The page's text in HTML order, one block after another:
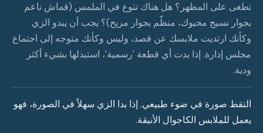
تطغى على المظهر؟ هل هناك تنوع في الملمس (قماش ناعم
بجوار نسيج محبوك، منظّم بجوار مريح)؟ يجب أن يبدو الزي
وكأنك ارتديت ملابسك عن قصد، وليس وكأنك متوجه إلى اجتماع
مجلس إدارة. إذا بدت أي قطعة 'رسمية'، استبدلها بشيء أكثر
ودية.
التقط صورة في ضوء طبيعي. إذا بدا الزي سهلاً في الصورة، فهو
يعمل للملابس الكاجوال الأنيقة.